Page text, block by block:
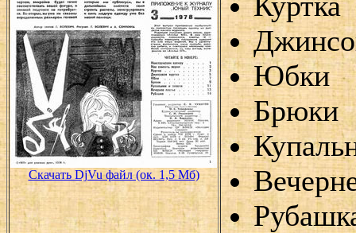
Скачать DjVu файл (ок. 1,5 Мб)
Юбки
Брюки